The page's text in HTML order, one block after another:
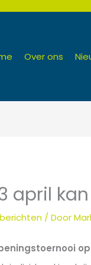
Over ons
april
/ Door